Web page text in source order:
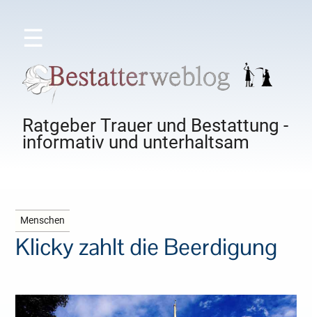
☰
Ratgeber Trauer und Bestattung -
informativ und unterhaltsam
Menschen
Klicky zahlt die Beerdigung